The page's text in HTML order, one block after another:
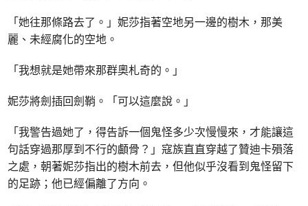
「她往那條路去了。」妮莎指著空地另一邊的樹木，那美
麗、未經腐化的空地。
「我想就是她帶來那群奧札奇的。」
妮莎將劍插回劍鞘。「可以這麼說。」
「我警告過她了，得告訴一個鬼怪多少次慢慢來，才能讓這
句話穿過那厚到不行的顱骨？」寇族直直穿越了贊迪卡殞落
之處，朝著妮莎指出的樹木前去，但他似乎沒看到鬼怪留下
的足跡；他已經偏離了方向。